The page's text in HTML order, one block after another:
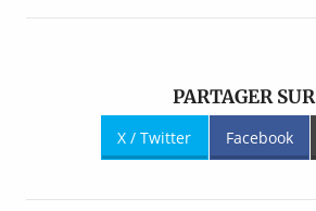
PARTAGER SUR
X / Twitter Facebook